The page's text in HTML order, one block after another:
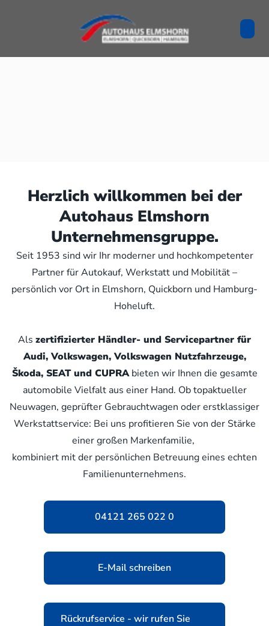
Herzlich willkommen bei der
Autohaus Elmshorn
Unternehmensgruppe.
Seit 1953 sind wir Ihr moderner und hochkompetenter
Partner für Autokauf, Werkstatt und Mobilität –
persönlich vor Ort in Elmshorn, Quickborn und Hamburg-
Hoheluft.
Als zertifizierter Händler- und Servicepartner für
Audi, Volkswagen, Volkswagen Nutzfahrzeuge,
Škoda, SEAT und CUPRAbieten wir Ihnen die gesamte
automobile Vielfalt aus einer Hand. Ob topaktueller
Neuwagen, geprüfter Gebrauchtwagen oder erstklassiger
Werkstattservice: Bei uns profitieren Sie von der Stärke
einer großen Markenfamilie,
kombiniert mit der persönlichen Betreuung eines echten
Familienunternehmens.
04121 265 022 0
E-Mail schreiben
Rückrufservice - wir rufen Sie